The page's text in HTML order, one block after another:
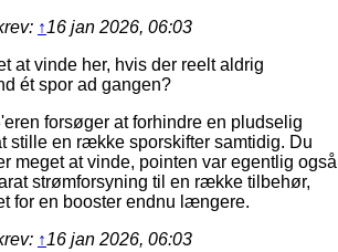
↑16 jan 2026, 06:03
at vinde her, hvis der reelt aldrig
ét spor ad gangen?
forsøger at forhindre en pludselig
stille en række sporskifter samtidig. Du
meget at vinde, pointen var egentlig også
strømforsyning til en række tilbehør,
for en booster endnu længere.
↑16 jan 2026, 06:03